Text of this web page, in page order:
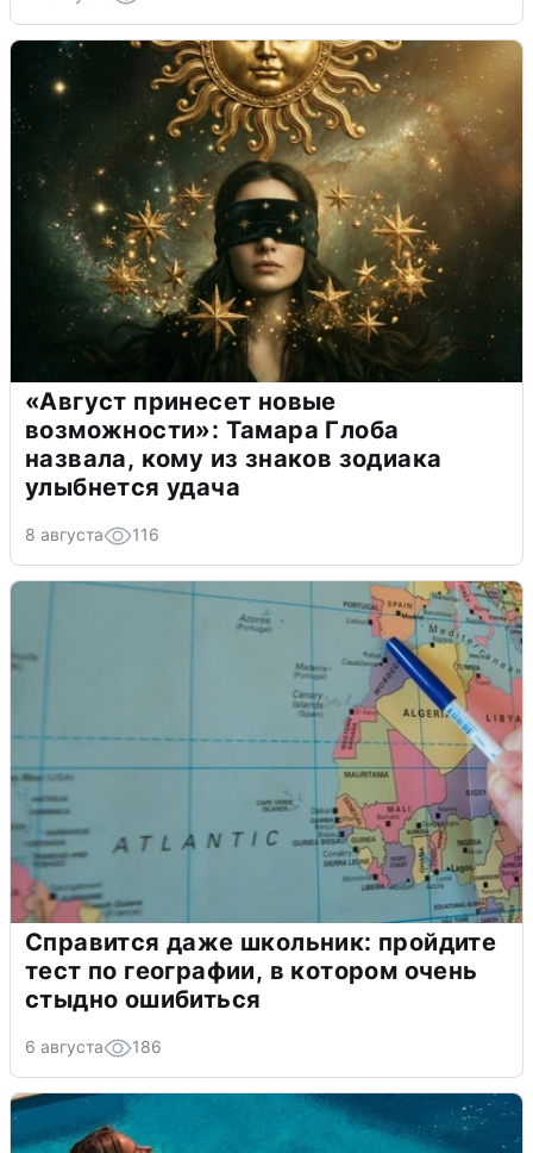
«Август принесет новые
возможности»: Тамара Глоба
назвала, кому из знаков зодиака
улыбнется удача
8 августа 116
Справится даже школьник: пройдите
тест по географии, в котором очень
стыдно ошибиться
6 августа 186